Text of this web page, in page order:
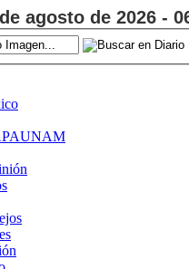
agosto de 2026 -